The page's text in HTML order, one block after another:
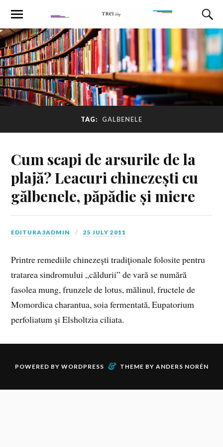
TAG: GALBENELE
Cum scapi de arsurile de la
plajă? Leacuri chinezești cu
gălbenele, păpădie și miere
EDITURA3ADMIN 25 JULY 2011
Printre remediile chinezeşti tradiţionale folosite pentru
tratarea sindromului „căldurii” de vară se numără
fasolea mung, frunzele de lotus, mălinul, fructele de
Momordica charantua, soia fermentată, Eupatorium
perfoliatum şi Elsholtzia ciliata.
POWERED BY WORDPRESS & THEME BY ANDERS NORÉN